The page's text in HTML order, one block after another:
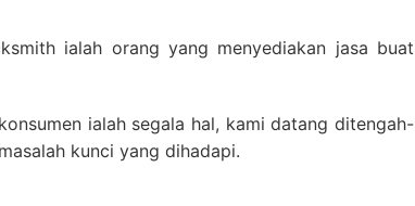
ialah orang yang menyediakan jasa buat
ialah segala hal, kami datang ditengah-
kunci yang dihadapi.